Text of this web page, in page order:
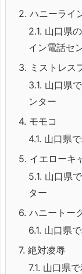
2. ハニーライ
2.1. 山口県
イン電話セ
3. ミストレス
3.1. 山口県
ンター
4. モモコ
4.1. 山口県
5. イエローキ
5.1. 山口県
ター
6. ハニートー
6.1. 山口県
7. 絶対凌辱
7.1. 山口県